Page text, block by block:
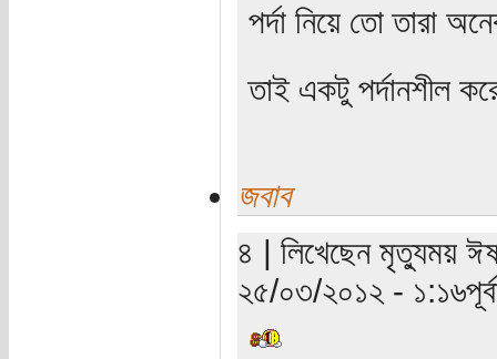
পর্দা নিয়ে তো তারা
তাই একটু পর্দানশীল
জবাব
৪ | লিখেছেন মৃত্যুময়
২৫/০৩/২০১২ -